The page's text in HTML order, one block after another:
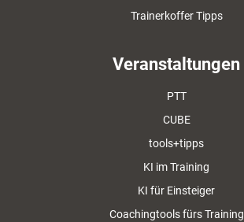
Trainerkoffer Tipps
Veranstaltungen
PTT
CUBE
tools+tipps
KI im Training
KI für Einsteiger
Coachingtools fürs Training